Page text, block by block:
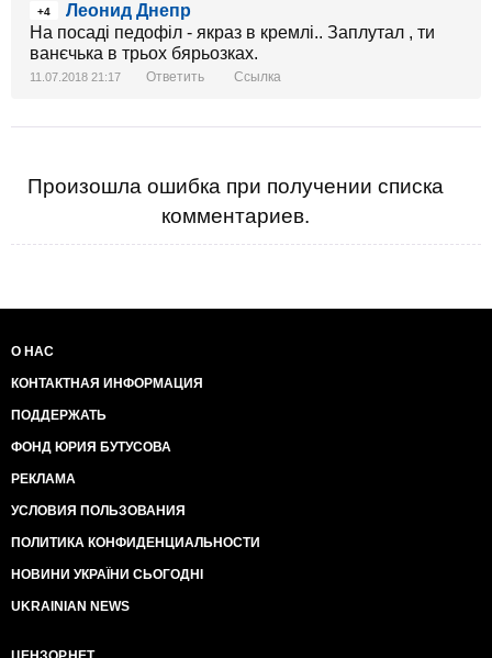
+4
Леонид Днепр
На посаді педофіл - якраз в кремлі.. Заплутал , ти
ванєчька в трьох бярьозках.
11.07.2018 21:17 Ответить Ссылка
Произошла ошибка при получении списка
комментариев.
О НАС
КОНТАКТНАЯ ИНФОРМАЦИЯ
ПОДДЕРЖАТЬ
ФОНД ЮРИЯ БУТУСОВА
РЕКЛАМА
УСЛОВИЯ ПОЛЬЗОВАНИЯ
ПОЛИТИКА КОНФИДЕНЦИАЛЬНОСТИ
НОВИНИ УКРАЇНИ СЬОГОДНІ
UKRAINIAN NEWS